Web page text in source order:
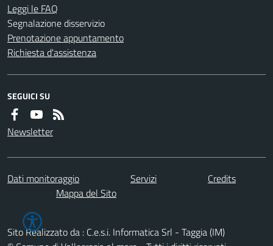
Leggi le FAQ
Segnalazione disservizio
Prenotazione appuntamento
Richiesta d'assistenza
SEGUICI SU
Newsletter
Dati monitoraggio Servizi
Credits
Mappa del Sito
Sito Realizzato da : C.e.s.i. Informatica Srl - Taggia (IM)